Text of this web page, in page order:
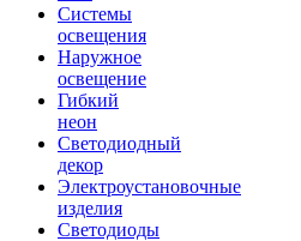
Системы
освещения
Наружное
освещение
Гибкий
неон
Светодиодный
декор
Электроустановочные
изделия
Светодиоды